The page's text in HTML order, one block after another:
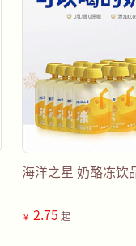
海洋之星 奶酪冻饮
￥ 2.75 起